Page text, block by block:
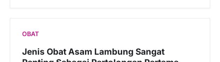
OBAT
Jenis Obat Asam Lambung Sangat